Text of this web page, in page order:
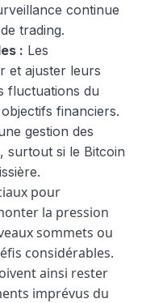
continue
trading.
: Les
et ajuster leurs
fluctuations du
financiers.
gestion des
surtout si le Bitcoin
pour
la pression
sommets ou
considérables.
ainsi rester
imprévus du